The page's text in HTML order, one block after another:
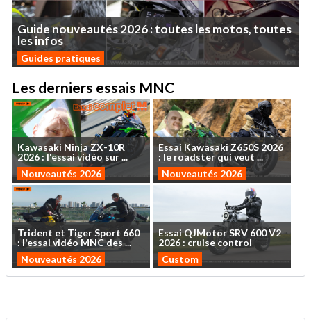
Guidenouveautés2026:touteslesmotos,toutes
lesinfos
Guides pratiques
Les derniers essais MNC
Kawasaki NinjaZX-10R
2026: l'essaividéo sur...
Nouveautés 2026
Essai Kawasaki Z650S 2026
: le roadsterquiveut ...
Nouveautés 2026
Trident et TigerSport 660
: l'essaividéoMNCdes...
Nouveautés 2026
EssaiQJMotorSRV 600V2
2026 : cruise control
Custom